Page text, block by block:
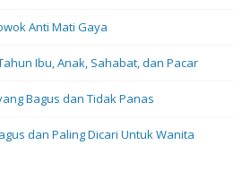
Anti Mati Gaya
Ibu, Anak, Sahabat, dan Pacar
Bagus dan Tidak Panas
dan Paling Dicari Untuk Wanita